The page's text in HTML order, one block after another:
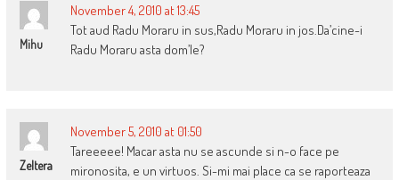
Mihu
November 4, 2010 at 13:45
Tot aud Radu Moraru in sus,Radu Moraru in jos.Da’cine-i
Radu Moraru asta dom’le?
Zeltera
November 5, 2010 at 01:50
Tareeeee! Macar asta nu se ascunde si n-o face pe
mironosita, e un virtuos. Si-mi mai place ca se raporteaza